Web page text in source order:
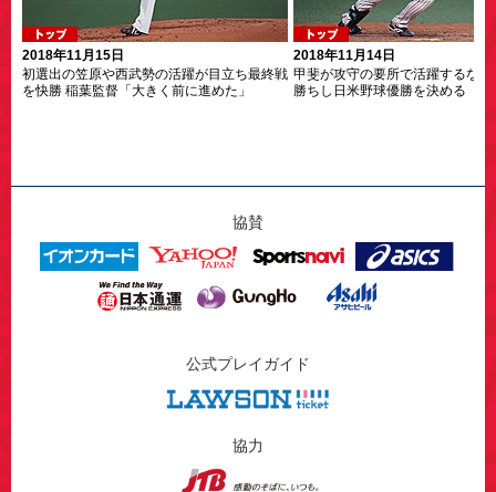
2018年11月15日
初選出の笠原や西武勢の活躍が目立ち最終戦
を快勝 稲葉監督「大きく前に進めた」
2018年11月14日
甲斐が攻守の要所で活躍するな
勝ちし日米野球優勝を決める
協賛
公式プレイガイド
協力